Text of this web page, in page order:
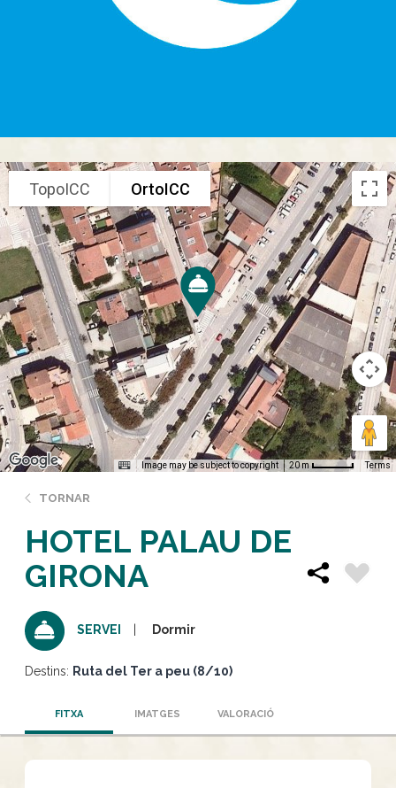
TopoICC OrtoICC
Image may be subject to copyright 20 m Terms
TORNAR
HOTEL PALAU DE
GIRONA
SERVEI Dormir
Destins: Ruta del Ter a peu (8/10)
FITXA IMATGES VALORACIÓ